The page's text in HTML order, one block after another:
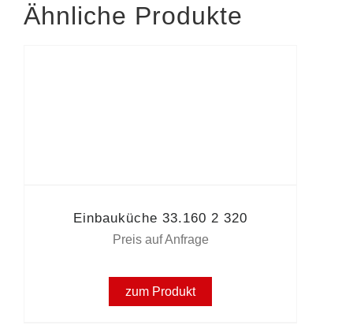
Ähnliche Produkte
Einbauküche 33.160 2 320
Preis auf Anfrage
zum Produkt